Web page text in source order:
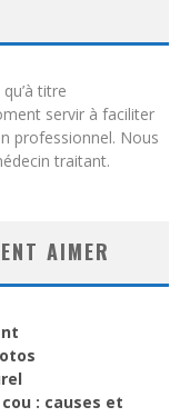
titre
servir à faciliter
professionnel. Nous
traitant.
AIMER
: causes et